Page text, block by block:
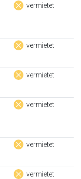
vermietet
vermietet
vermietet
vermietet
vermietet
vermietet